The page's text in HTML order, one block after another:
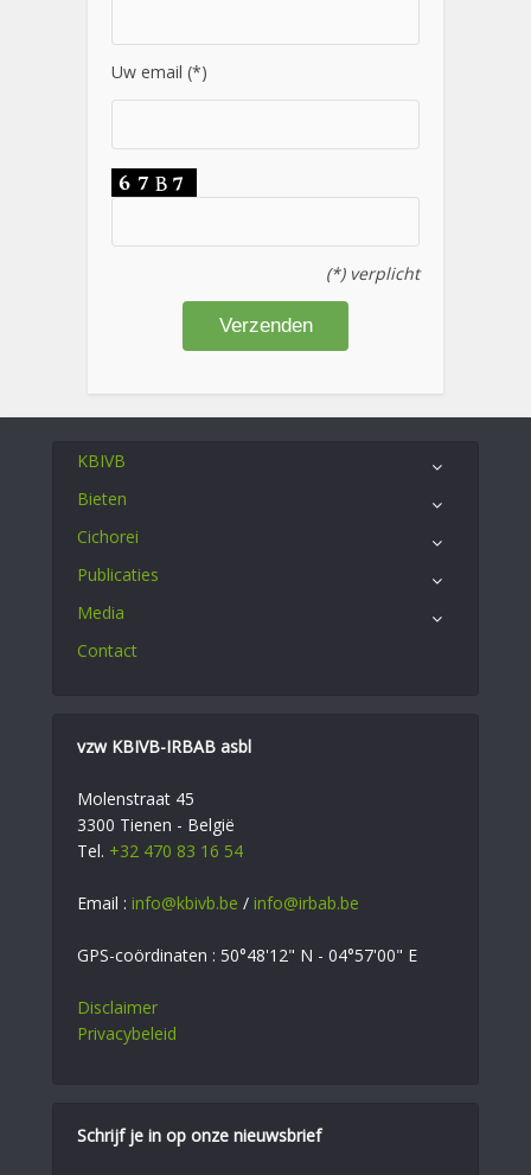
Uw email (*)
(*) verplicht
KBIVB
Bieten
Cichorei
Publicaties
Media
Contact
vzw KBIVB-IRBAB asbl
Molenstraat 45
3300 Tienen - België
Tel. +32 470 83 16 54
Email : info@kbivb.be / info@irbab.be
GPS-coördinaten : 50°48'12" N - 04°57'00" E
Disclaimer
Privacybeleid
Schrijf je in op onze nieuwsbrief